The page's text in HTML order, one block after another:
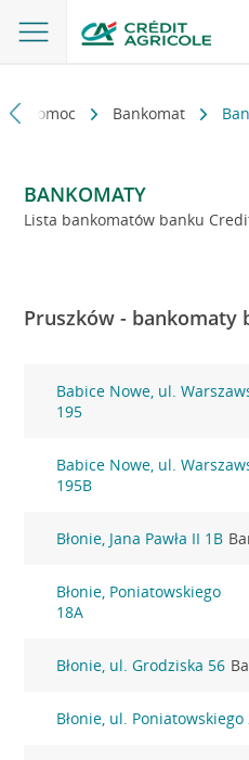
i pomoc Bankomat
BANKOMATY
Lista bankomatów banku
Pruszków - bankomaty
Babice Nowe, ul.
195
Babice Nowe, ul.
195B
Błonie, Jana Pawła II 1B
Błonie, Poniatowskiego
18A
Błonie, ul. Grodziska 56
Błonie, ul. Poniatowskiego